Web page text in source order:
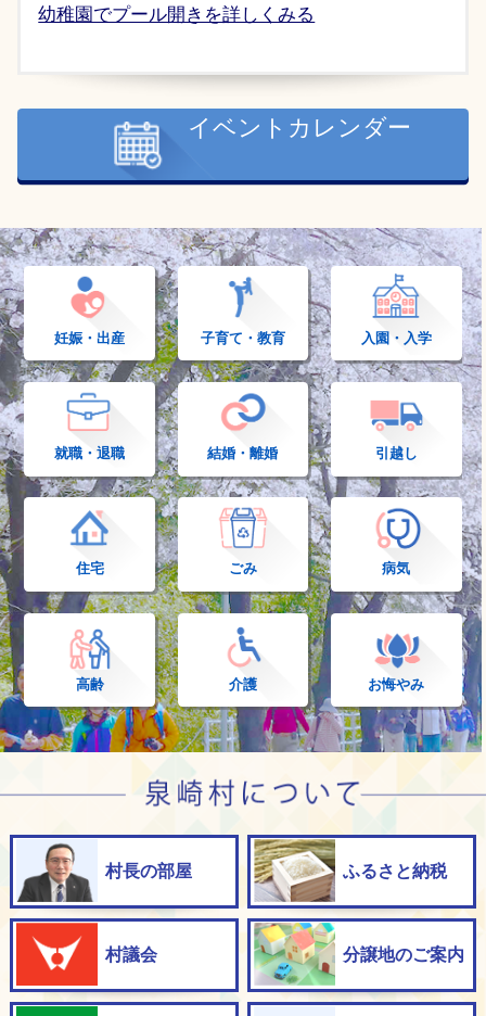
2026年6月26日
泉崎村公園施設長寿命化計画の公表について
泉崎ミニバスケットボールスポーツ少年団に激励金交付
2026年6月26日
泉崎バレースポーツ少年団に激励金交付
2026年6月25日
2026年6月15日
第32回スポーツ協会長杯ＧＧ大会
2026年6月15日
令和8年度市町村対抗ゴルフ大会に出場する代表者が決
定しました。
2026年6月11日
泉崎村農業委員会総会議事録
2026年6月10日
子ども・子育て支援金制度
2026年6月1日
第1回泉崎村立学校 学校運営協議会
泉崎村そばスタンプラリー開催のお知らせ
2026年5月25日
令和8年度支部対抗ゴルフ大会
2026年5月7日
泉崎村農業委員及び農地利用最適化推進委員の最終公表
について
2026年4月27日
「ツキノワグマ出没特別注意報」の発令について（引き
上げ）
2026年4月27日
出産祝金贈呈式
2026年4月22日
令和9年度泉崎村職員（一般行政、幼稚園教諭）採用候
補者試験の実施について
幼稚園でプール開きを詳しくみる
イベントカレンダー
妊娠・出産 子育て・教育 入園・入学
就職・退職 結婚・離婚 引越し
住宅 ごみ 病気
高齢 介護 お悔やみ
村長の部屋 ふるさと納税
村議会 分譲地のご案内